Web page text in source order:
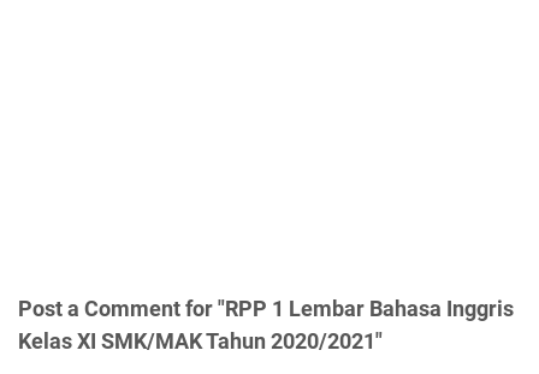
Post a Comment for "RPP 1 Lembar Bahasa Inggris
Kelas XI SMK/MAK Tahun 2020/2021"